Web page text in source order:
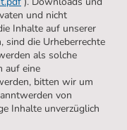
und nicht
Inhalte auf unserer
die Urheberrechte
als solche
auf eine
bitten wir um
von
Inhalte unverzüglich